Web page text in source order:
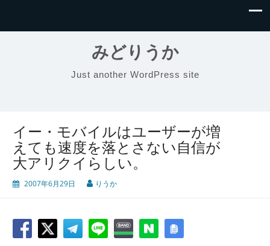
みどりうか
Just another WordPress site
イー・モバイルはユーザーが増
えても速度を落とさない自信が
大アリクイらしい。
2007年6月29日 りうか